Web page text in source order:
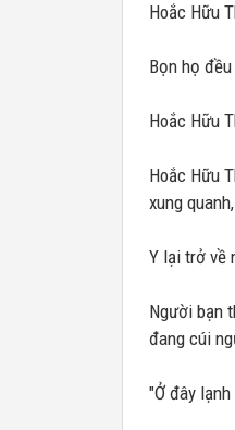
Hoắc Hữu
Bọn họ
Hoắc Hữu
Hoắc Hữu
xung
Y lại trở về
Người bạn
đang cúi
"Ở đây